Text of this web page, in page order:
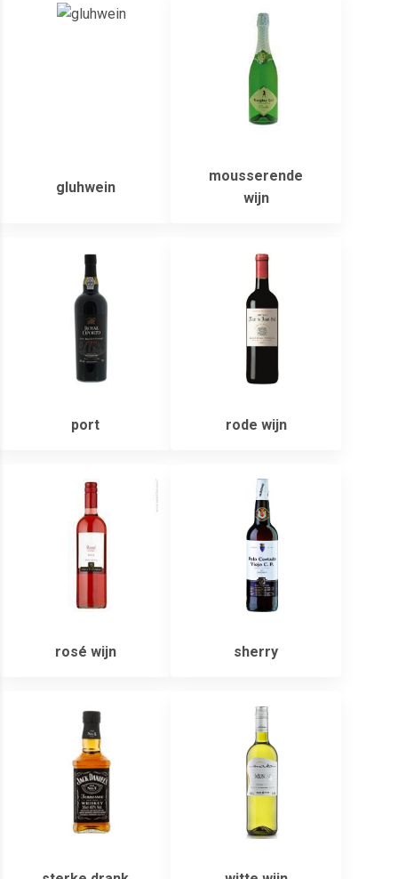
gluhwein
mousserende
wijn
port rode wijn
rosé wijn sherry